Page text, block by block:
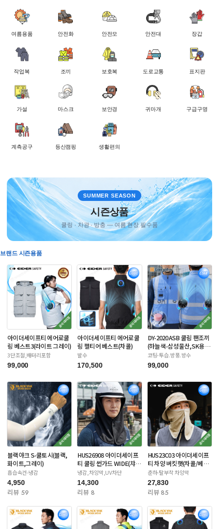
여름용품 안전화 안전모 안전대 장갑
작업복 조끼 보호복 도로교통 표지판
가설 마스크 보안경 귀마개 구급구명
계측공구 등산캠핑 생활편의
SUMMER SEASON
시즌상품
쿨링 · 차광 · 방충 — 여름 현장 필수품
브랜드 시즌용품
아이더세이프티 에어로쿨
링 베스트3(라이트 그레이)
3단조절,배터리포함
99,000
아이더세이프티 에어로쿨
링 펠티어 베스트(차콜)
발수
170,500
DY-2020ASB 쿨링 팬조끼
(하늘색-삼성물산,SK용)
배터리포함
코팅-투습.방풍.방수
99,000
블랙야크 S-쿨토시(블랙,
화이트,그레이)
흡습속건-냉감
4,950
리뷰 59
HUS26908 아이더세이프
티 쿨링 썬가드 WIDE(챠
콜/네이비)
냉감,차양막,UV차단
14,300
리뷰 8
HUS23C03 아이더세이프
티 차양 버킷햇(차콜/베이
지/라이트카키)
춘하-탈부착 차양막
27,830
리뷰 85